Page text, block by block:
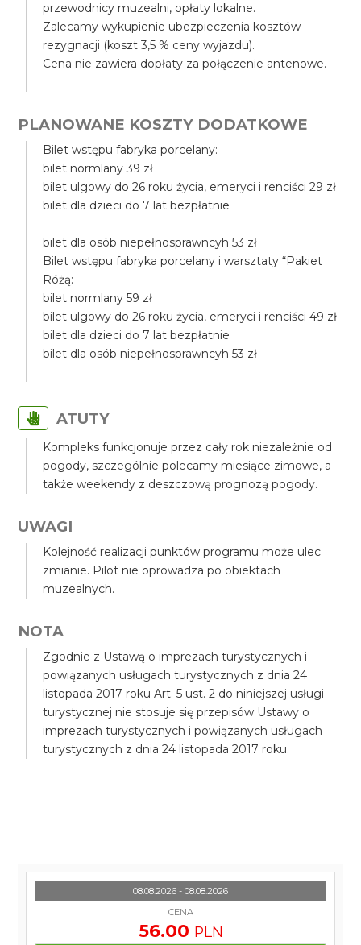
przewodnicy muzealni, opłaty lokalne.
Zalecamy wykupienie ubezpieczenia kosztów
rezygnacji (koszt 3,5 % ceny wyjazdu).
Cena nie zawiera dopłaty za połączenie antenowe.
PLANOWANE KOSZTY DODATKOWE
Bilet wstępu fabryka porcelany:
bilet normlany 39 zł
bilet ulgowy do 26 roku życia, emeryci i renciści 29 zł
bilet dla dzieci do 7 lat bezpłatnie
bilet dla osób niepełnosprawncyh 53 zł
Bilet wstępu fabryka porcelany i warsztaty “Pakiet
Różą:
bilet normlany 59 zł
bilet ulgowy do 26 roku życia, emeryci i renciści 49 zł
bilet dla dzieci do 7 lat bezpłatnie
bilet dla osób niepełnosprawncyh 53 zł
ATUTY
Kompleks funkcjonuje przez cały rok niezależnie od
pogody, szczególnie polecamy miesiące zimowe, a
także weekendy z deszczową prognozą pogody.
UWAGI
Kolejność realizacji punktów programu może ulec
zmianie. Pilot nie oprowadza po obiektach
muzealnych.
NOTA
Zgodnie z Ustawą o imprezach turystycznych i
powiązanych usługach turystycznych z dnia 24
listopada 2017 roku Art. 5 ust. 2 do niniejszej usługi
turystycznej nie stosuje się przepisów Ustawy o
imprezach turystycznych i powiązanych usługach
turystycznych z dnia 24 listopada 2017 roku.
08.08.2026 - 08.08.2026
CENA
56.00 PLN